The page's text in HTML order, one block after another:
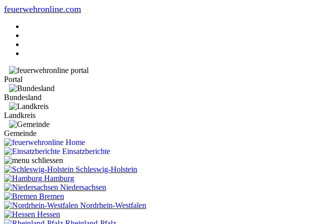
feuerwehronline.com
Portal
Bundesland
Landkreis
Gemeinde
Home
Einsatzberichte
Schleswig-Holstein
Hamburg
Niedersachsen
Bremen
Nordrhein-Westfalen
Hessen